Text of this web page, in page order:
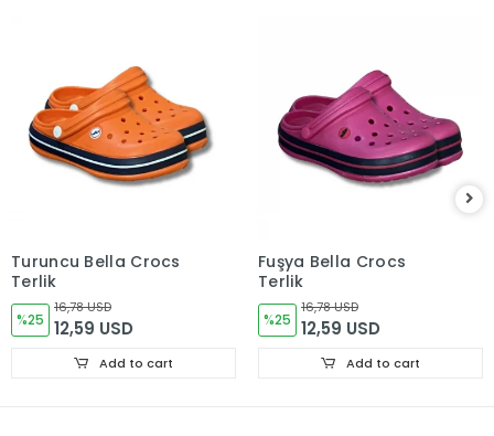
Turuncu Bella Crocs
Terlik
%25
16,78 USD
12,59 USD
Add to cart
Fuşya Bella Crocs
Terlik
%25
16,78 USD
12,59 USD
Add to cart